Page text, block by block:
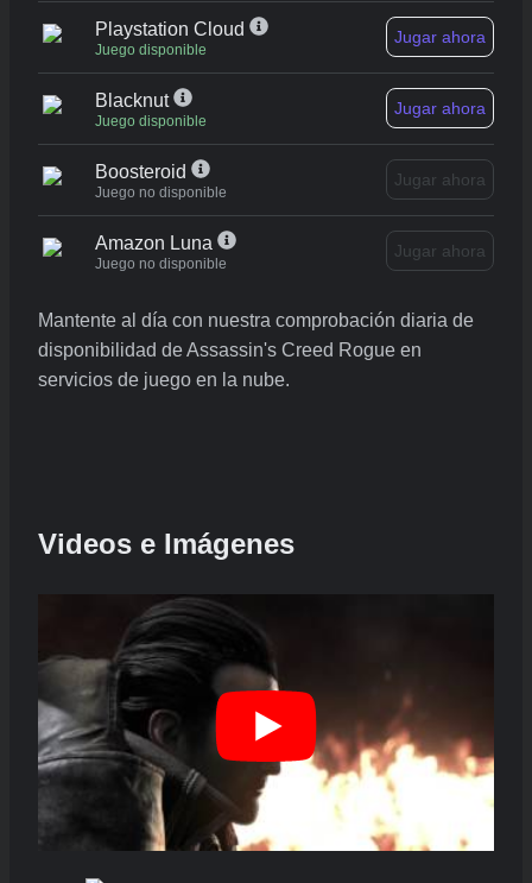
Playstation Cloud
Juego disponible
Jugar ahora
Blacknut
Juego disponible
Jugar ahora
Boosteroid
Juego no disponible
Jugar ahora
Amazon Luna
Juego no disponible
Jugar ahora
Mantente al día con nuestra comprobación diaria de
disponibilidad de Assassin's Creed Rogue en
servicios de juego en la nube.
Videos e Imágenes